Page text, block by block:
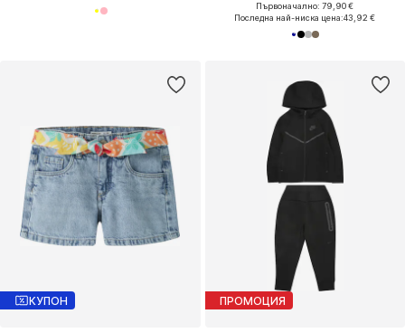
Първоначално: 79,90 €
Последна най-ниска цена:43,92 €
КУПОН ПРОМОЦИЯ